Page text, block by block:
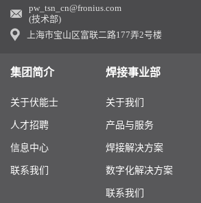
pw_tsn_cn@fronius.com
(技术部)
上海市宝山区富联二路177弄2号楼
集团简介
关于伏能士
人才招聘
信息中心
联系我们
焊接事业部
关于我们
产品与服务
焊接解决方案
数字化解决方案
联系我们